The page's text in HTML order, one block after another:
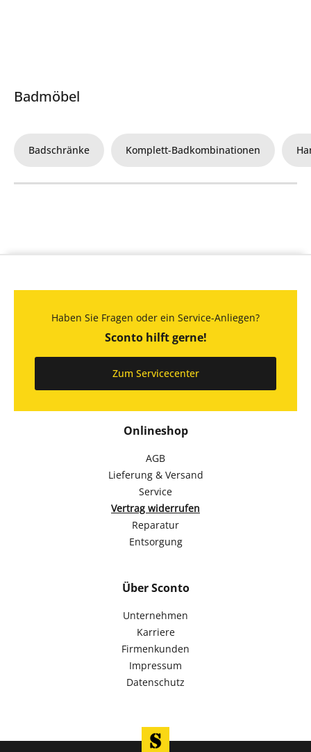
Badmöbel
Badschränke Komplett-Badkombinationen
Onlineshop
AGB
Lieferung & Versand
Service
Vertrag widerrufen
Reparatur
Entsorgung
Über Sconto
Unternehmen
Karriere
Firmenkunden
Impressum
Datenschutz
Haben Sie Fragen oder ein Service-Anliegen?
Sconto hilft gerne!
Zum Servicecenter